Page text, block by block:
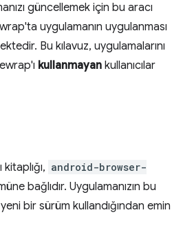
güncellemek için bu aracı
uygulamanın uygulanması
Bu kılavuz, uygulamalarını
kullanmayan kullanıcılar
android-browser-
bağlıdır. Uygulamanızın bu
bir sürüm kullandığından emin